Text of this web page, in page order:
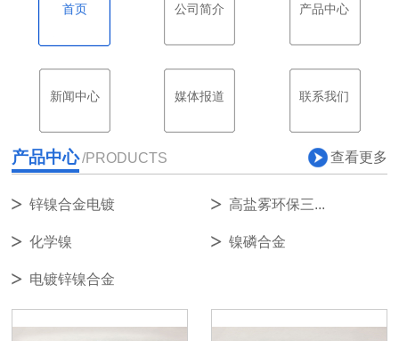
首页 公司简介 产品中心
新闻中心 媒体报道 联系我们
产品中心/PRODUCTS 查看更多
锌镍合金电镀 高盐雾环保三...
化学镍 镍磷合金
电镀锌镍合金